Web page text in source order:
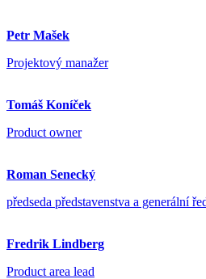
Petr Mašek
Projektový manažer
Tomáš Koníček
Product owner
Roman Senecký
předseda představenstva a generální
Fredrik Lindberg
Product area lead